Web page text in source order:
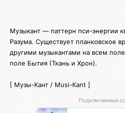
Музыкант — паттерн пси-энергии
Разума. Существует планковское
другими музыкантами на всем
поле Бытия (Ткань и Хрон).
[ Музы-Кант / Musi-Кant ]
Подключенные